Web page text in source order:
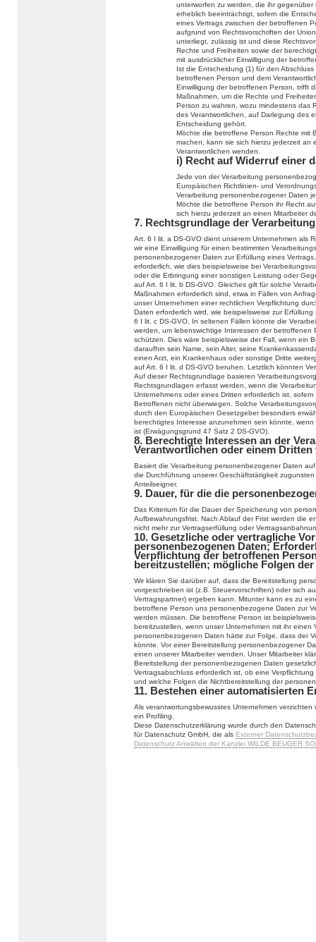
unterworfen zu werden, die ihr
erheblich beeinträchtigt, sofern die
eines Vertrags zwischen der betroffenen
aufgrund von Rechtsvorschriften der
unterliegt, zulässig ist und diese
Rechte und Freiheiten sowie der
mit ausdrücklicher Einwilligung der
Ist die Entscheidung (1) für den
betroffenen Person und dem
Einwilligung der betroffenen Person, trifft
Maßnahmen, um die Rechte und
Person zu wahren, wozu mindestens das
des Verantwortlichen, auf Darlegung des
Entscheidung gehört.
Möchte die betroffene Person Rechte mit
machen, kann sie sich hierzu jederzeit an
Verantwortlichen wenden.
i) Recht auf Widerruf einer
Jede von der Verarbeitung
Europäischen Richtlinien- und
Verarbeitung personenbezogener Daten
Möchte die betroffene Person ihr Recht
sich hierzu jederzeit an einen Mitarbeiter
7. Rechtsgrundlage der Verarbeitung
Art. 6 I lit. a DS-GVO dient unserem Unternehmen als
wir eine Einwilligung für einen bestimmten
personenbezogener Daten zur Erfüllung eines
erforderlich, wie dies beispielsweise bei
oder die Erbringung einer sonstigen Leistung oder
auf Art. 6 I lit. b DS-GVO. Gleiches gilt für solche
Maßnahmen erforderlich sind, etwa in Fällen von
unser Unternehmen einer rechtlichen Verpflichtung
Daten erforderlich wird, wie beispielsweise zur
6 I lit. c DS-GVO. In seltenen Fällen könnte die
werden, um lebenswichtige Interessen der
schützen. Dies wäre beispielsweise der Fall, wenn ein
daraufhin sein Name, sein Alter, seine
einen Arzt, ein Krankenhaus oder sonstige Dritte
auf Art. 6 I lit. d DS-GVO beruhen. Letztlich könnten
Auf dieser Rechtsgrundlage basieren
Rechtsgrundlagen erfasst werden, wenn die
Unternehmens oder eines Dritten erforderlich ist,
Betroffenen nicht überwiegen. Solche
durch den Europäischen Gesetzgeber besonders
berechtigtes Interesse anzunehmen sein könnte,
ist (Erwägungsgrund 47 Satz 2 DS-GVO).
8. Berechtigte Interessen an der
Verantwortlichen oder einem
Basiert die Verarbeitung personenbezogener Daten
die Durchführung unserer Geschäftstätigkeit
Anteilseigner.
9. Dauer, für die die
Das Kriterium für die Dauer der Speicherung von
Aufbewahrungsfrist. Nach Ablauf der Frist werden die
nicht mehr zur Vertragserfüllung oder
10. Gesetzliche oder vertragliche
personenbezogenen Daten;
Verpflichtung der betroffenen
bereitzustellen; mögliche Folgen
Wir klären Sie darüber auf, dass die Bereitstellung
vorgeschrieben ist (z.B. Steuervorschriften) oder sich
Vertragspartner) ergeben kann. Mitunter kann es zu
betroffene Person uns personenbezogene Daten zur
werden müssen. Die betroffene Person ist
bereitzustellen, wenn unser Unternehmen mit ihr
personenbezogenen Daten hätte zur Folge, dass der
könnte. Vor einer Bereitstellung personenbezogener
einen unserer Mitarbeiter wenden. Unser Mitarbeiter
Bereitstellung der personenbezogenen Daten
Vertragsabschluss erforderlich ist, ob eine
und welche Folgen die Nichtbereitstellung der
11. Bestehen einer automatisierten
Als verantwortungsbewusstes Unternehmen
ein Profiling.
Diese Datenschutzerklärung wurde durch den
für Datenschutz GmbH, die als Externer
Datenschutz Anwälten der Kanzlei WILDE BEUGER